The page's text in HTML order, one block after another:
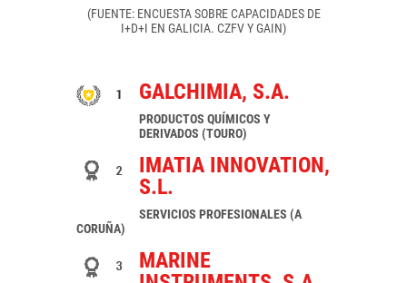
(FUENTE: ENCUESTA SOBRE CAPACIDADES DE
I+D+I EN GALICIA. CZFV Y GAIN)
GALCHIMIA, S.A.
PRODUCTOS QUÍMICOS Y
DERIVADOS (TOURO)
IMATIA INNOVATION,
S.L.
SERVICIOS PROFESIONALES (A
CORUÑA)
MARINE